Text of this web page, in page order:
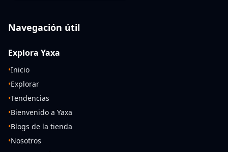
Navegación útil
Explora Yaxa
•Inicio
•Explorar
•Tendencias
•Bienvenido a Yaxa
•Blogs de la tienda
•Nosotros